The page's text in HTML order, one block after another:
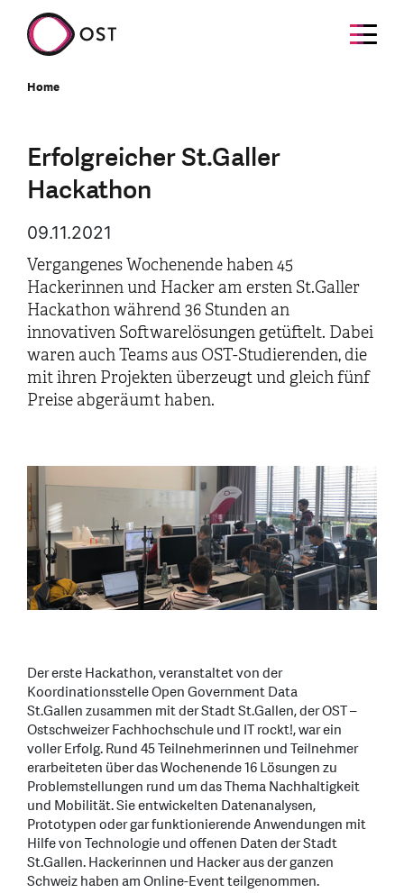
Home
Erfolgreicher St.Galler
Hackathon
09.11.2021
Vergangenes Wochenende haben 45
Hackerinnen und Hacker am ersten St.Galler
Hackathon während 36 Stunden an
innovativen Softwarelösungen getüftelt. Dabei
waren auch Teams aus OST-Studierenden, die
mit ihren Projekten überzeugt und gleich fünf
Preise abgeräumt haben.
Der erste Hackathon, veranstaltet von der
Koordinationsstelle Open Government Data
St.Gallen zusammen mit der Stadt St.Gallen, der OST –
Ostschweizer Fachhochschule und IT rockt!, war ein
voller Erfolg. Rund 45 Teilnehmerinnen und Teilnehmer
erarbeiteten über das Wochenende 16 Lösungen zu
Problemstellungen rund um das Thema Nachhaltigkeit
und Mobilität. Sie entwickelten Datenanalysen,
Prototypen oder gar funktionierende Anwendungen mit
Hilfe von Technologie und offenen Daten der Stadt
St.Gallen. Hackerinnen und Hacker aus der ganzen
Schweiz haben am Online-Event teilgenommen.